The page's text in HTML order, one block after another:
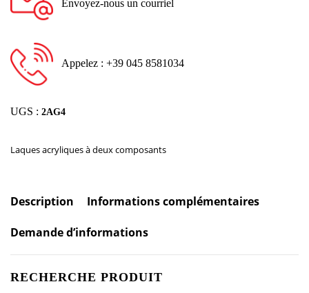
Envoyez-nous un courriel
Appelez : +39 045 8581034
UGS : 2AG4
Laques acryliques à deux composants
Description Informations complémentaires
Demande d’informations
RECHERCHE PRODUIT